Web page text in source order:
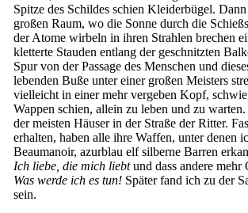
Spitze des Schildes schien Kleiderbügel.
großen Raum, wo die Sonne durch die
der Atome wirbeln in ihren Strahlen brechen
kletterte Stauden entlang der geschnitzten
Spur von der Passage des Menschen und
lebenden Buße unter einer großen Meisters
vielleicht in einer mehr vergeben Kopf,
Wappen schien, allein zu leben und zu
der meisten Häuser in der Straße der Ritter.
erhalten, haben alle ihre Waffen, unter denen
Beaumanoir, azurblau elf silberne Barren
Ich liebe, die mich liebtund dass andere mehr
Was werde ich es tun! Später fand ich zu der
sein.